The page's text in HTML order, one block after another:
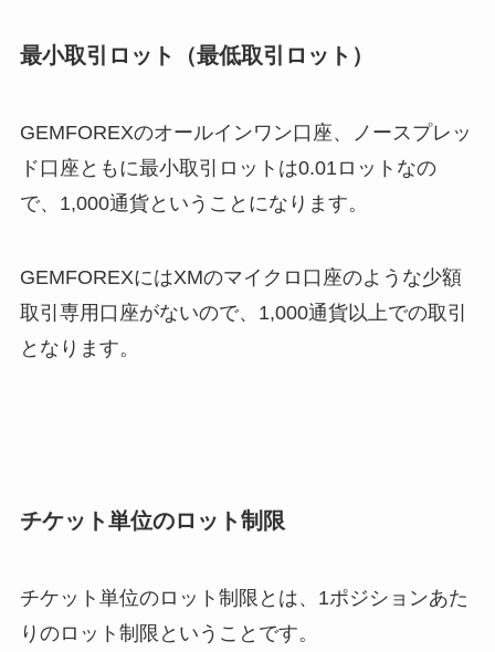
最小取引ロット（最低取引ロット）
GEMFOREXのオールインワン口座、ノースプレッ
ド口座ともに最小取引ロットは0.01ロットなの
で、1,000通貨ということになります。
GEMFOREXにはXMのマイクロ口座のような少額
取引専用口座がないので、1,000通貨以上での取引
となります。
チケット単位のロット制限
チケット単位のロット制限とは、1ポジションあた
りのロット制限 ということです。